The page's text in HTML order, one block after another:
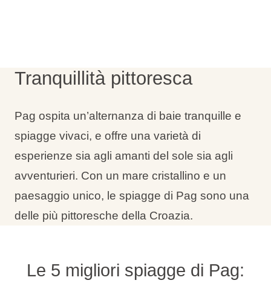
Marchi
Programma Ami Loyalty
Blog
Tranquillità pittoresca
Pag ospita un’alternanza di baie tranquille e
spiagge vivaci, e offre una varietà di
esperienze sia agli amanti del sole sia agli
avventurieri. Con un mare cristallino e un
paesaggio unico, le spiagge di Pag sono una
delle più pittoresche della Croazia.
Le 5 migliori spiagge di Pag: